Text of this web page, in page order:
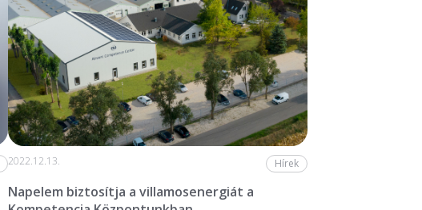
2022.12.13. Hírek
Napelem biztosítja a villamosenergiát a